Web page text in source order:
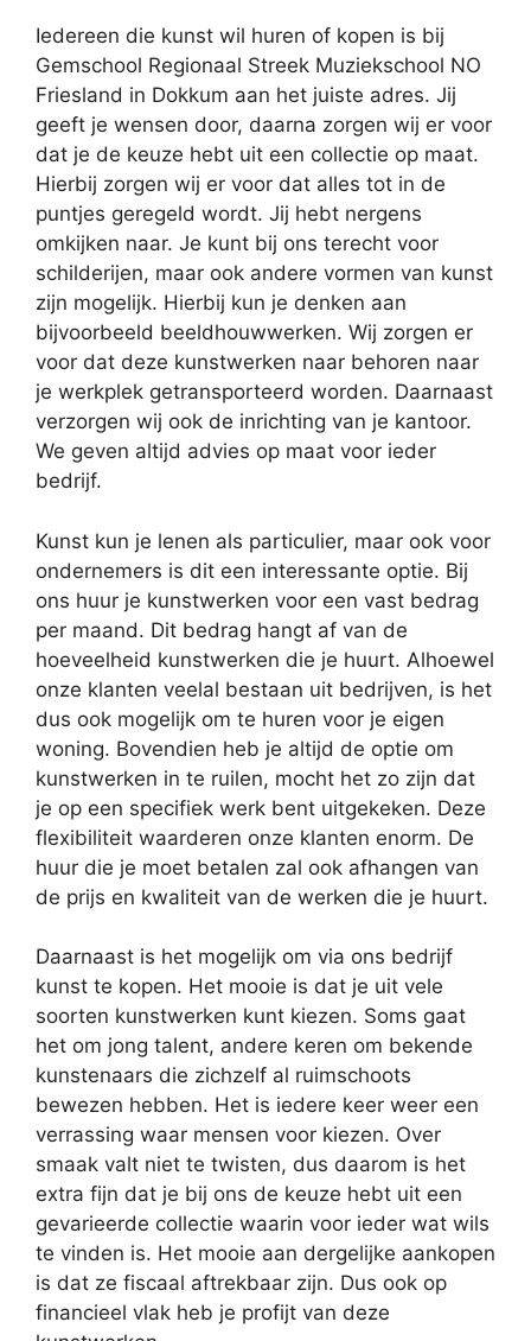
Iedereen die kunst wil huren of kopen is bij
Gemschool Regionaal Streek Muziekschool NO
Friesland in Dokkum aan het juiste adres. Jij
geeft je wensen door, daarna zorgen wij er voor
dat je de keuze hebt uit een collectie op maat.
Hierbij zorgen wij er voor dat alles tot in de
puntjes geregeld wordt. Jij hebt nergens
omkijken naar. Je kunt bij ons terecht voor
schilderijen, maar ook andere vormen van kunst
zijn mogelijk. Hierbij kun je denken aan
bijvoorbeeld beeldhouwwerken. Wij zorgen er
voor dat deze kunstwerken naar behoren naar
je werkplek getransporteerd worden. Daarnaast
verzorgen wij ook de inrichting van je kantoor.
We geven altijd advies op maat voor ieder
bedrijf.
Kunst kun je lenen als particulier, maar ook voor
ondernemers is dit een interessante optie. Bij
ons huur je kunstwerken voor een vast bedrag
per maand. Dit bedrag hangt af van de
hoeveelheid kunstwerken die je huurt. Alhoewel
onze klanten veelal bestaan uit bedrijven, is het
dus ook mogelijk om te huren voor je eigen
woning. Bovendien heb je altijd de optie om
kunstwerken in te ruilen, mocht het zo zijn dat
je op een specifiek werk bent uitgekeken. Deze
flexibiliteit waarderen onze klanten enorm. De
huur die je moet betalen zal ook afhangen van
de prijs en kwaliteit van de werken die je huurt.
Daarnaast is het mogelijk om via ons bedrijf
kunst te kopen. Het mooie is dat je uit vele
soorten kunstwerken kunt kiezen. Soms gaat
het om jong talent, andere keren om bekende
kunstenaars die zichzelf al ruimschoots
bewezen hebben. Het is iedere keer weer een
verrassing waar mensen voor kiezen. Over
smaak valt niet te twisten, dus daarom is het
extra fijn dat je bij ons de keuze hebt uit een
gevarieerde collectie waarin voor ieder wat wils
te vinden is. Het mooie aan dergelijke aankopen
is dat ze fiscaal aftrekbaar zijn. Dus ook op
financieel vlak heb je profijt van deze